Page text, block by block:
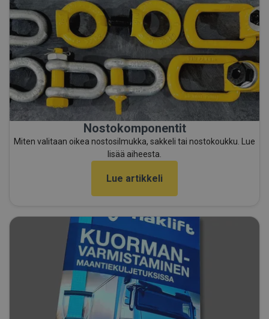
Nostokomponentit
Miten valitaan oikea nostosilmukka, sakkeli tai nostokoukku. Lue
lisää aiheesta.
Lue artikkeli